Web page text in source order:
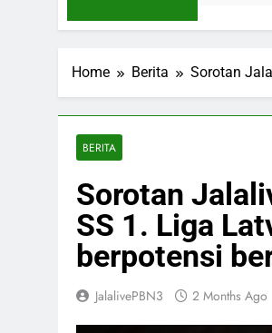
Home Berita Sorotan
BERITA
Sorotan
SS 1. Liga
berpotensi
JalalivePBN3 2 Months Ago